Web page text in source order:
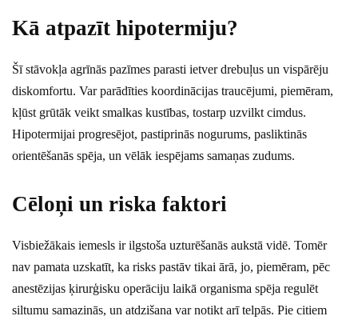
Kā atpazīt hipotermiju?
Šī stāvokļa agrīnās pazīmes parasti ietver drebuļus un vispārēju
diskomfortu. Var parādīties koordinācijas traucējumi, piemēram,
kļūst grūtāk veikt smalkas kustības, tostarp uzvilkt cimdus.
Hipotermijai progresējot, pastiprinās nogurums, pasliktinās
orientēšanās spēja, un vēlāk iespējams samaņas zudums.
Cēloņi un riska faktori
Visbiežākais iemesls ir ilgstoša uzturēšanās aukstā vidē. Tomēr
nav pamata uzskatīt, ka risks pastāv tikai ārā, jo, piemēram, pēc
anestēzijas ķirurģisku operāciju laikā organisma spēja regulēt
siltumu samazinās, un atdzišana var notikt arī telpās. Pie citiem